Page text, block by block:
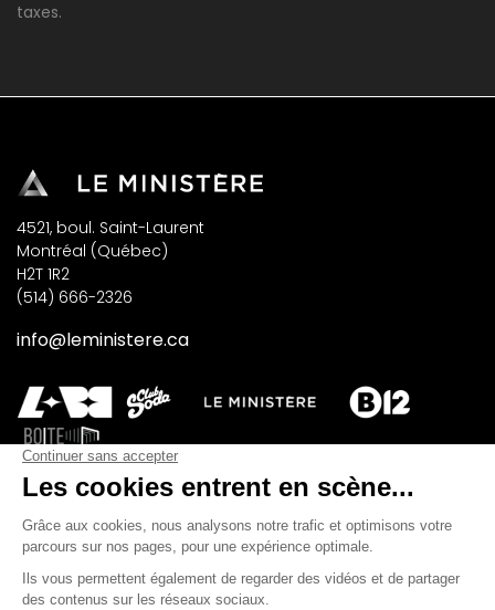
taxes.
4521, boul. Saint-Laurent
Montréal (Québec)
H2T 1R2
(514) 666-2326
info@leministere.ca
INSCRIVEZ-VOUS À NOTRE INFOLETTRE